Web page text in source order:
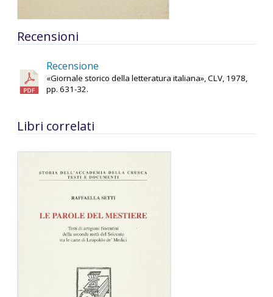
Recensioni
Recensione
«Giornale storico della letteratura italiana», CLV, 1978,
pp. 631-32.
Libri correlati